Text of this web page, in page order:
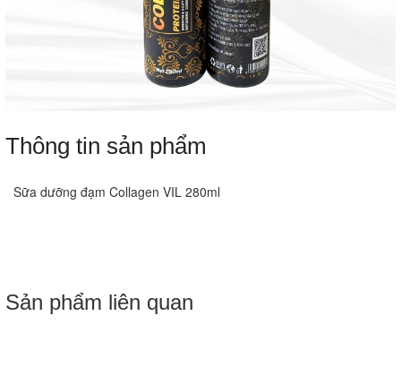
Thông tin sản phẩm
Sữa dưỡng đạm Collagen VIL 280ml
Sản phẩm liên quan